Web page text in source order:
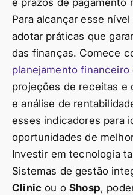
e prazos de pagamento
Para alcançar esse
adotar práticas que
das finanças. Comece
planejamento financeiro
projeções de receitas e
e análise de
esses indicadores para
oportunidades de
Investir em tecnologia
Sistemas de gestão
Clinic ou oShosp,